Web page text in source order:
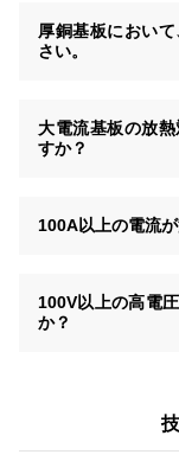
厚銅基板におい
さい。
大電流基板の放
すか？
100A以上の電流
100V以上の高電
か？